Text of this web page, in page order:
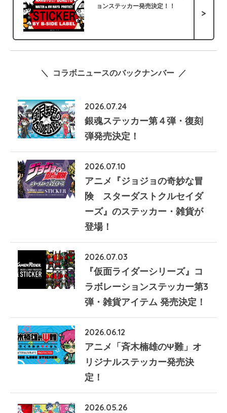
ョンステッカー発売決定！！
>
＼ コラボニュースのバックナンバー ／
2026.07.24
銀魂ステッカー第４弾・復刻
弾発売決定！
2026.07.10
アニメ『ジョジョの奇妙な冒
険 スターダストクルセイダ
ーズ』のステッカー・雑貨が
登場！
2026.07.03
『仮面ライダーシリーズ』コ
ラボレーションステッカー第3
弾・雑貨アイテム 発売決定！
2026.06.12
アニメ「斉木楠雄のΨ難」オ
リジナルステッカー発売決
定！
2026.05.26